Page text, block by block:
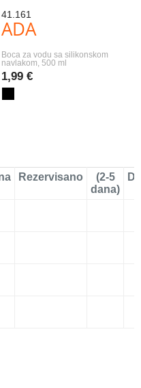
41.161
ADA
Boca za vodu sa silikonskom
navlakom, 500 ml
1,99 €
Rezervisano
(2-5
dana)